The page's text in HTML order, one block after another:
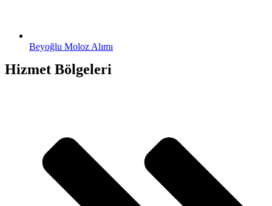
Beyoğlu Moloz Alımı
Hizmet Bölgeleri